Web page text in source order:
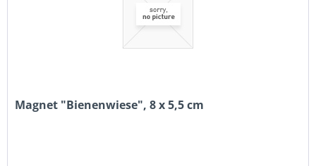
Magnet "Bienenwiese", 8 x 5,5 cm